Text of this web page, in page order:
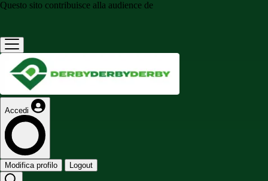
Questo sito contribuisce alla audience de
Accedi
Modifica profilo Logout